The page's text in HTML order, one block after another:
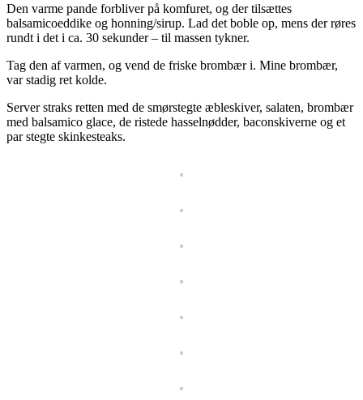
Den varme pande forbliver på komfuret, og der tilsættes
balsamicoeddike og honning/sirup. Lad det boble op, mens der røres
rundt i det i ca. 30 sekunder – til massen tykner.
Tag den af varmen, og vend de friske brombær i. Mine brombær,
var stadig ret kolde.
Server straks retten med de smørstegte æbleskiver, salaten, brombær
med balsamico glace, de ristede hasselnødder, baconskiverne og et
par stegte skinkesteaks.